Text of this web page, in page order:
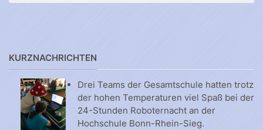
KURZNACHRICHTEN
Drei Teams der Gesamtschule hatten trotz
der hohen Temperaturen viel Spaß bei der
24-Stunden Roboternacht an der
Hochschule Bonn-Rhein-Sieg.